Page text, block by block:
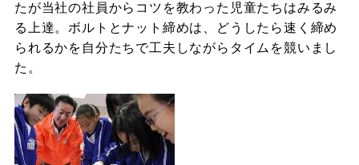
たが当社の社員からコツを教わった児童たちはみるみ
る上達。ボルトとナット締めは、どうしたら速く締め
られるかを自分たちで工夫しながらタイムを競いまし
た。